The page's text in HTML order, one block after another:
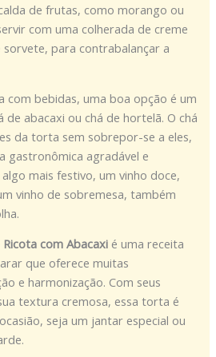
de frutas, como morango ou
com uma colherada de creme
para contrabalançar a
com bebidas, uma boa opção é um
de abacaxi ou chá de hortelã. O chá
da torta sem sobrepor-se a eles,
gastronômica agradável e
mais festivo, um vinho doce,
vinho de sobremesa, também
com Abacaxi é uma receita
que oferece muitas
e harmonização. Com seus
textura cremosa, essa torta é
seja um jantar especial ou